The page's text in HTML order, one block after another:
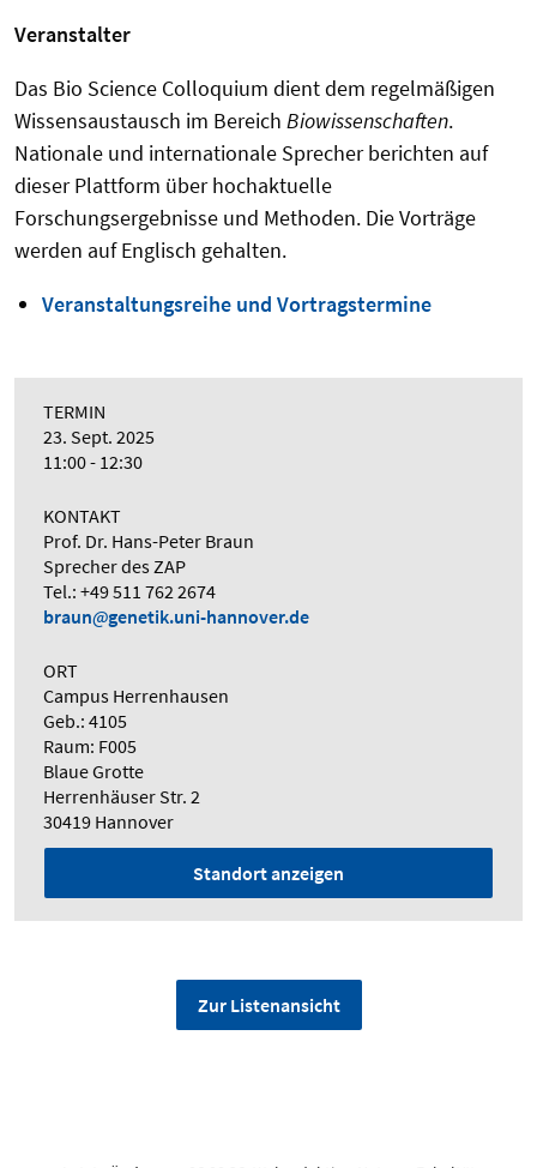
Veranstalter
Das Bio Science Colloquium dient dem regelmäßigen
Wissensaustausch im Bereich Biowissenschaften.
Nationale und internationale Sprecher berichten auf
dieser Plattform über hochaktuelle
Forschungsergebnisse und Methoden. Die Vorträge
werden auf Englisch gehalten.
Veranstaltungsreihe und Vortragstermine
TERMIN
23. Sept. 2025
11:00 - 12:30
KONTAKT
Prof. Dr. Hans-Peter Braun
Sprecher des ZAP
Tel.: +49 511 762 2674
braun
genetik.uni-hannover.de
ORT
Campus Herrenhausen
Geb.: 4105
Raum: F005
Blaue Grotte
Herrenhäuser Str. 2
30419 Hannover
Standort anzeigen
Zur Listenansicht